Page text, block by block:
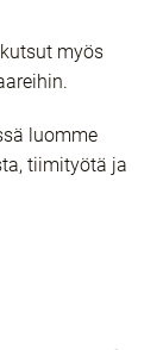
myös
luomme
tiimityötä ja